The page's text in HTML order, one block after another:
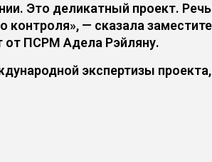
Это деликатный проект.
— сказала
от ПСРМ Адела Рэйляну.
экспертизы